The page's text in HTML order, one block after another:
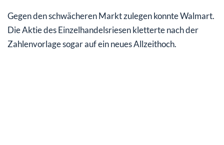
Gegen den schwächeren Markt zulegen konnte Walmart.
Die Aktie des Einzelhandelsriesen kletterte nach der
Zahlenvorlage sogar auf ein neues Allzeithoch.